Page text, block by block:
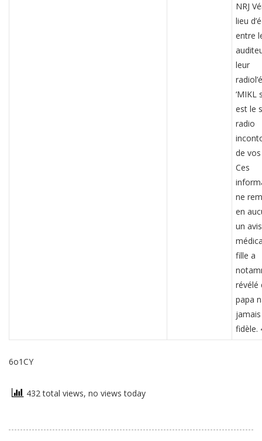
NRJ
lieu
entre
leur
‘MIKL
est le
radio
de
Ces
ne
en
un avis
fille a
révélé
papa
fidèle.
6o1CY
432 total views, no views today